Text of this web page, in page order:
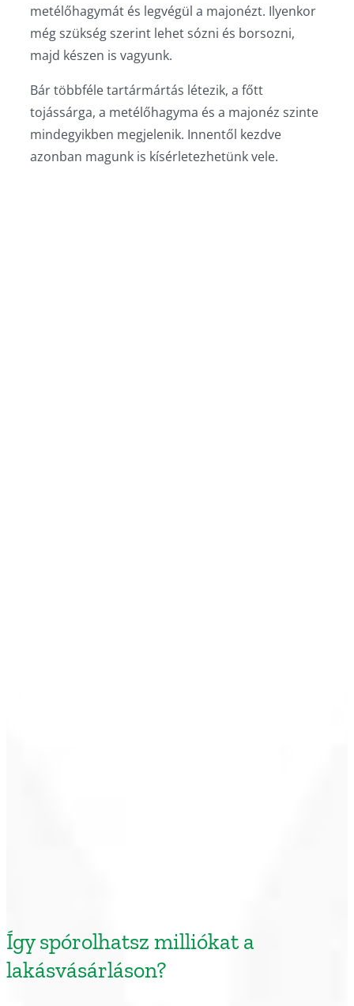
metélőhagymát és legvégül a majonézt. Ilyenkor
még szükség szerint lehet sózni és borsozni,
majd készen is vagyunk.
Bár többféle tartármártás létezik, a főtt
tojássárga, a metélőhagyma és a majonéz szinte
mindegyikben megjelenik. Innentől kezdve
azonban magunk is kísérletezhetünk vele.
Így spórolhatsz milliókat a
lakásvásárláson?